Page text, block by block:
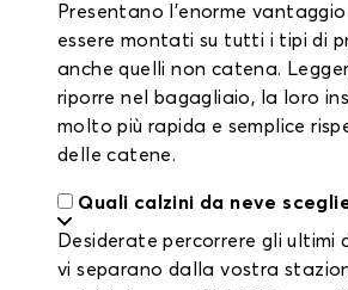
Presentano l'enorme
essere montati su tutti i tipi di
anche quelli non catena.
riporre nel bagagliaio, la loro
molto più rapida e semplice
delle catene.
Quali calzini da neve
Desiderate percorrere gli ultimi
vi separano dalla vostra